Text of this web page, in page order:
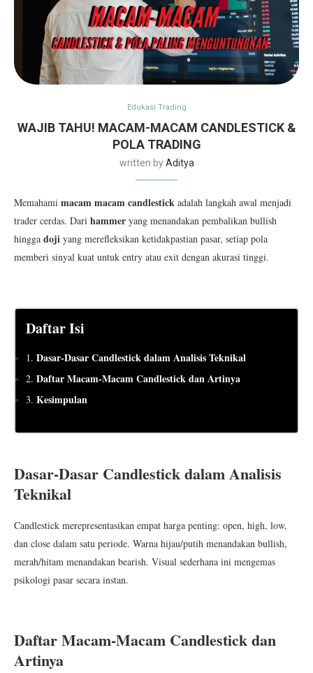
Edukasi Trading
WAJIB TAHU! MACAM-MACAM CANDLESTICK &
POLA TRADING
written byAditya
Memahami macam macam candlestick adalah langkah awal menjadi
trader cerdas. Dari hammer yang menandakan pembalikan bullish
hingga doji yang merefleksikan ketidakpastian pasar, setiap pola
memberi sinyal kuat untuk entry atau exit dengan akurasi tinggi.
Daftar Isi
1. Dasar-Dasar Candlestick dalam Analisis Teknikal
2. Daftar Macam-Macam Candlestick dan Artinya
3. Kesimpulan
Dasar-Dasar Candlestick dalam Analisis
Teknikal
Candlestick merepresentasikan empat harga penting: open, high, low,
dan close dalam satu periode. Warna hijau/putih menandakan bullish,
merah/hitam menandakan bearish. Visual sederhana ini mengemas
psikologi pasar secara instan.
Daftar Macam-Macam Candlestick dan
Artinya